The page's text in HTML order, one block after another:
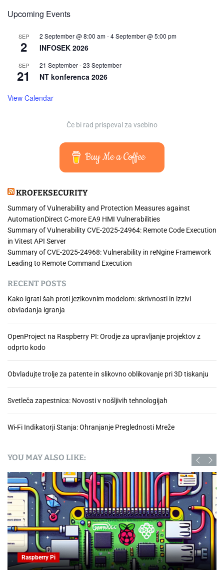
Upcoming Events
SEP
2
2 September @ 8:00 am-4 September @ 5:00 pm
INFOSEK 2026
SEP
21
21 September-23 September
NT konferenca 2026
View Calendar
Če bi rad prispeval za vsebino
Buy Me a Coffee
KROFEKSECURITY
Summary of Vulnerability and Protection Measures against
AutomationDirect C-more EA9 HMI Vulnerabilities
Summary of Vulnerability CVE-2025-24964: Remote Code Execution
in Vitest API Server
Summary of CVE-2025-24968: Vulnerability in reNgine Framework
Leading to Remote Command Execution
RECENT POSTS
Kako igrati šah proti jezikovnim modelom: skrivnosti in izzivi
obvladanja igranja
OpenProject na Raspberry PI: Orodje za upravljanje projektov z
odprto kodo
Obvladujte trolje za patente in slikovno oblikovanje pri 3D tiskanju
Svetleča zapestnica: Novosti v nošljivih tehnologijah
Wi-Fi Indikatorji Stanja: Ohranjanje Preglednosti Mreže
YOU MAY ALSO LIKE:
Raspberry Pi